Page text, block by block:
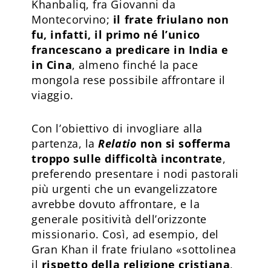
Khanbaliq, fra Giovanni da
Montecorvino; il frate friulano non
fu, infatti, il primo né l’unico
francescano a predicare in India e
in Cina, almeno finché la pace
mongola rese possibile affrontare il
viaggio.
Con l’obiettivo di invogliare alla
partenza, laRelatio non si sofferma
troppo sulle difficoltà incontrate,
preferendo presentare i nodi pastorali
più urgenti che un evangelizzatore
avrebbe dovuto affrontare, e la
generale positività dell’orizzonte
missionario. Così, ad esempio, del
Gran Khan il frate friulano «sottolinea
il rispetto della religione cristiana,